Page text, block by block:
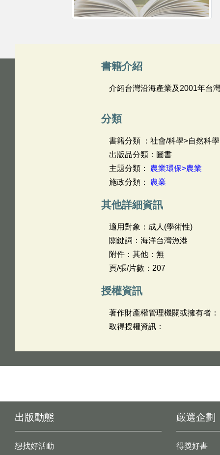
書籍介紹
介紹台灣沿海產業及2001年台
分類
書籍分類 ：社會/科學>自然科學
出版品分類：圖書
主題分類： 農業環保>農業
施政分類： 農業
其他詳細資訊
適用對象：成人(學術性)
關鍵詞：海洋台灣漁港
附件：其他：無
頁/張/片數：207
授權資訊
著作財產權管理機關或擁有者：
取得授權資訊：
出版動態
想找好活動
嚴選企劃
得獎好書